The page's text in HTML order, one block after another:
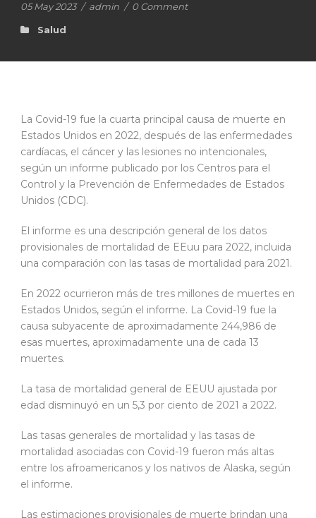
05 May 2023 / admin / 0 Comment
Salud
La Covid-19 fue la cuarta principal causa de muerte en
Estados Unidos en 2022, después de las enfermedades
cardíacas, el cáncer y las lesiones no intencionales,
según un informe publicado por los Centros para el
Control y la Prevención de Enfermedades de Estados
Unidos (CDC).
El informe es una descripción general de los datos
provisionales de mortalidad de EEuu para 2022, incluida
una comparación con las tasas de mortalidad para 2021.
En 2022 ocurrieron más de tres millones de muertes en
Estados Unidos, según el informe. La Covid-19 fue la
causa subyacente de aproximadamente 244,986 de
esas muertes, aproximadamente una de cada 13
muertes.
La tasa de mortalidad general de EEUU ajustada por
edad disminuyó en un 5,3 por ciento de 2021 a 2022.
Las tasas generales de mortalidad y las tasas de
mortalidad asociadas con Covid-19 fueron más altas
entre los afroamericanos y los nativos de Alaska, según
el informe.
Las estimaciones provisionales de muerte brindan una